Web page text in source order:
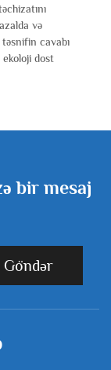
və
cavabı
dost
bir mesaj
Göndər